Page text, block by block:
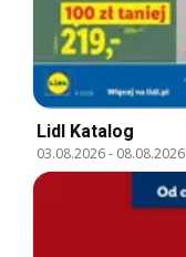
Lidl Katalog
03.08.2026- 08.08.2026